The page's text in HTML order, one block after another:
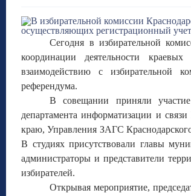
Сегодня в избирательной
координации деятельности
взаимодействию с избирательной
референдума.
В совещании приняли участие
департамента информатизации и
краю, Управления ЗАГС
В студиях присутствовали главы
администраторы и представители
избирателей.
Открывая мероприятие,